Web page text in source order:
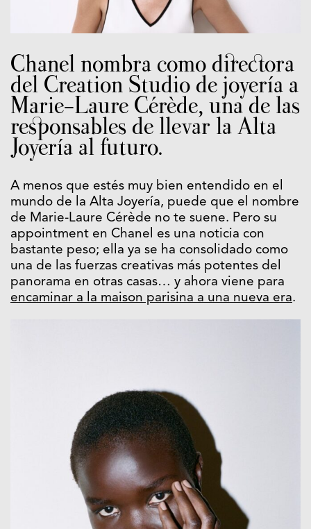
Chanel nombra como directora
del Creation Studio de joyería a
Marie-Laure Cérède, una de las
responsables de llevar la Alta
Joyería al futuro.
A menos que estés muy bien entendido en el
mundo de la Alta Joyería, puede que el nombre
de Marie-Laure Cérède no te suene. Pero su
appointment en Chanel es una noticia con
bastante peso; ella ya se ha consolidado como
una de las fuerzas creativas más potentes del
panorama en otras casas… y ahora viene para
encaminar a la maison parisina a una nueva era.